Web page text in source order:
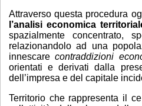
Attraverso questa procedura
l’analisi economica
spazialmente concentrato,
relazionandolo ad una
innescarecontraddizioni
orientati e derivati dalla
dell’impresa e del capitale
Territorio che rappresenta il